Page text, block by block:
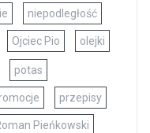
niepodległość
Ojciec Pio olejki
potas
przepisy
Pieńkowski